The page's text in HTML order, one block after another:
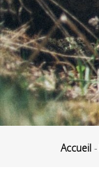
Accueil -